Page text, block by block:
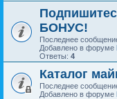
БОНУС!
Последнее
Добавлено в форуме
Ответы: 4
Каталог
Последнее
Добавлено в форуме